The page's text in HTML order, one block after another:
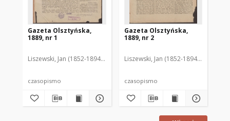
Gazeta Olsztyńska,
1889, nr 1
Liszewski, Jan (1852-1894). Red.
czasopismo
Gazeta Olsztyńska,
1889, nr 2
Liszewski, Jan (1852-1894). Red.
czasopismo